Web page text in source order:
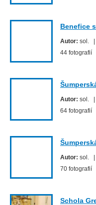
Benefice
Autor: sol. |
44 fotografií
Autor: sol. |
64 fotografií
Autor: sol. |
70 fotografií
Schola